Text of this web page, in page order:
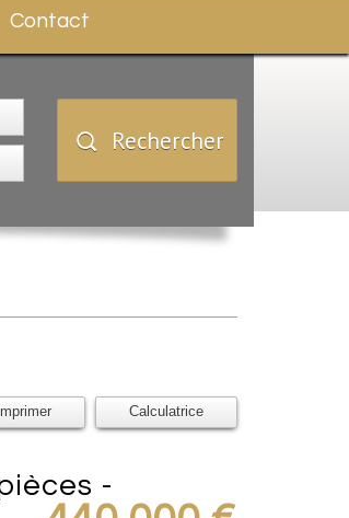
Contact
Rechercher
Imprimer Calculatrice